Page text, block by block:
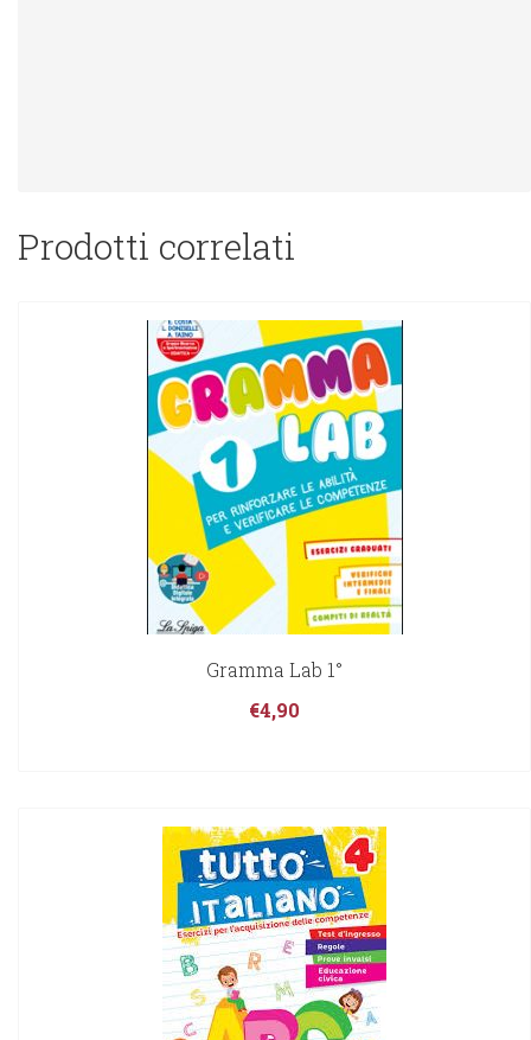
Prodotti correlati
Gramma Lab 1°
€4,90